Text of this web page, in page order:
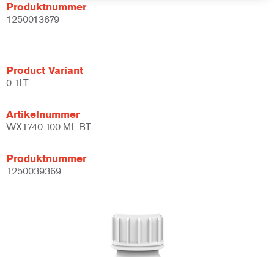
Produktnummer
1250013679
Product Variant
0.1LT
Artikelnummer
WX1740 100 ML BT
Produktnummer
1250039369